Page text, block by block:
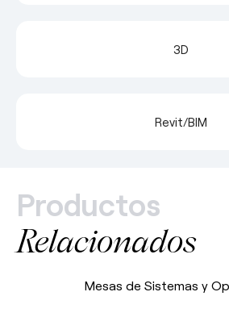
3D
Revit/BIM
Productos
Relacionados
Mesas de Sistemas y